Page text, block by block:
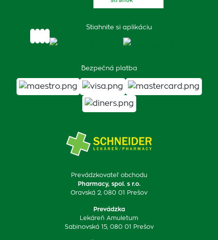
Prevádzkovateľ obchodu
Pharmacy, spol. s r.o.
Oravská 2, 080 01 Prešov
Prevádzka
Lekáreň Amuletum
Sabinovská 15, 080 01 Prešov
Stiahnite si aplikáciu
Bezpečná platba